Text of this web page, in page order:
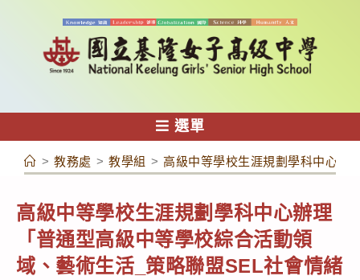
容
選單
> 教務處 > 教學組 > 高級中等學校生涯規劃學科中心辦
高級中等學校生涯規劃學科中心辦理
「普通型高級中等學校綜合活動領
域、藝術生活_策略聯盟SEL社會情緒